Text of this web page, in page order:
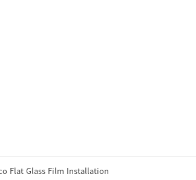
Flat Glass Film Installation